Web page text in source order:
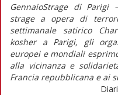
GennaioStrage di Parigi
strage a opera di
settimanale satirico
kosher a Parigi, gli
europei e mondiali
alla vicinanza e
Francia repubblicana e ai